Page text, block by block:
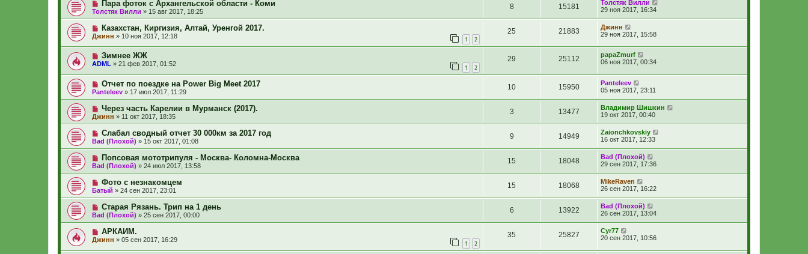
Пара фоток с Архангельской области - Коми
Толстяк Вилли » 15 авг 2017, 18:25
8 15181
Толстяк Вилли
29 ноя 2017, 16:34
Казахстан, Киргизия, Алтай, Уренгой 2017.
Джинн » 10 ноя 2017, 12:18 1 2
25 21883
Джинн
29 ноя 2017, 15:58
Зимнее ЖЖ
ADML » 21 фев 2017, 01:52 1 2
29 25112
papaZmurf
06 ноя 2017, 00:34
Отчет по поездке на Power Big Meet 2017
Panteleev » 17 июл 2017, 11:29
10 15950
Panteleev
05 ноя 2017, 23:11
Через часть Карелии в Мурманск (2017).
Джинн » 11 окт 2017, 18:35
3 13477
Владимир Шишкин
19 окт 2017, 00:40
Слабал сводный отчет 30 000км за 2017 год
Bad (Плохой) » 15 окт 2017, 01:08
9 14949
Zaionchkovskiy
16 окт 2017, 12:33
Попсовая мототрипуля - Москва- Коломна-Москва
Bad (Плохой) » 24 июл 2017, 13:58
15 18048
Bad (Плохой)
29 сен 2017, 17:36
Фото с незнакомцем
Батый » 24 сен 2017, 23:01
15 18068
MikeRaven
26 сен 2017, 16:22
Старая Рязань. Трип на 1 день
Bad (Плохой) » 25 сен 2017, 00:00
6 13922
Bad (Плохой)
26 сен 2017, 13:04
АРКАИМ.
Джинн » 05 сен 2017, 16:29 1 2
35 25827
Cyr77
20 сен 2017, 10:56